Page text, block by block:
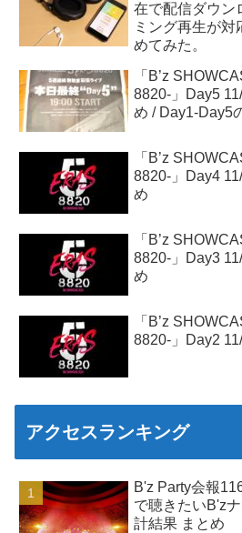
在で配信ダウン
ミング再生が対
めてみた。
「B’z
8820-」Day5
め / Day1-Day5
「B’z
8820-」Day4
め
「B’z
8820-」Day3
め
「B’z
8820-」Day2
アクセスランキング
B'z Party会報
で聴きたいB'z
計結果 まとめ